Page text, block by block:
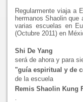
Regularmente viaja a
hermanos Shaolin
varias escuelas en
(Octubre 2011) en
Shi De Yang
será de ahora y para
"guía espiritual y de
de la escuela
Remis Shaolin Kung
.